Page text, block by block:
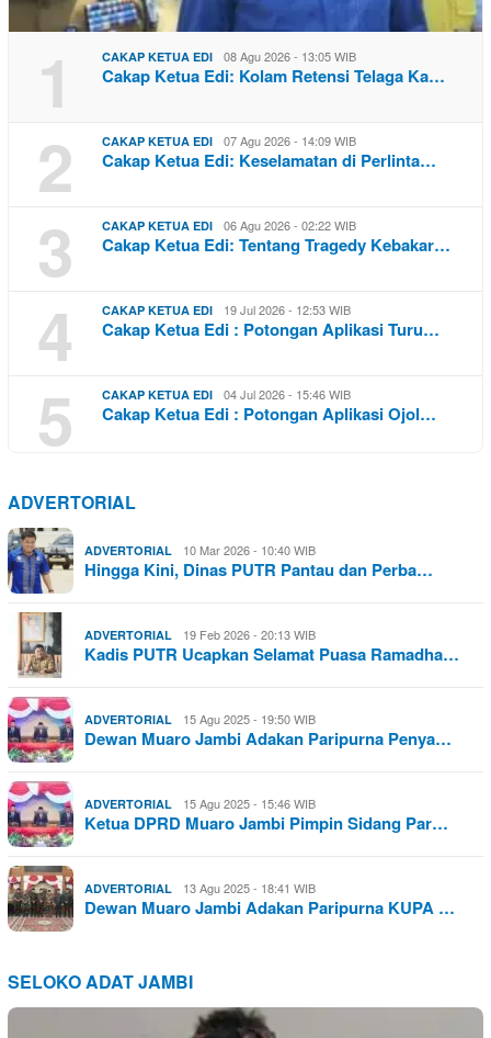
1 CAKAP KETUA EDI 08 Agu 2026 - 13:05 WIB
Cakap Ketua Edi: Kolam Retensi Telaga Ka…
2 CAKAP KETUA EDI 07 Agu 2026 - 14:09 WIB
Cakap Ketua Edi: Keselamatan di Perlinta…
3 CAKAP KETUA EDI 06 Agu 2026 - 02:22 WIB
Cakap Ketua Edi: Tentang Tragedy Kebakar…
4 CAKAP KETUA EDI 19 Jul 2026 - 12:53 WIB
Cakap Ketua Edi : Potongan Aplikasi Turu…
5 CAKAP KETUA EDI 04 Jul 2026 - 15:46 WIB
Cakap Ketua Edi : Potongan Aplikasi Ojol…
ADVERTORIAL
ADVERTORIAL 10 Mar 2026 - 10:40 WIB
Hingga Kini, Dinas PUTR Pantau dan Perba…
ADVERTORIAL 19 Feb 2026 - 20:13 WIB
Kadis PUTR Ucapkan Selamat Puasa Ramadha…
ADVERTORIAL 15 Agu 2025 - 19:50 WIB
Dewan Muaro Jambi Adakan Paripurna Penya…
ADVERTORIAL 15 Agu 2025 - 15:46 WIB
Ketua DPRD Muaro Jambi Pimpin Sidang Par…
ADVERTORIAL 13 Agu 2025 - 18:41 WIB
Dewan Muaro Jambi Adakan Paripurna KUPA …
SELOKO ADAT JAMBI